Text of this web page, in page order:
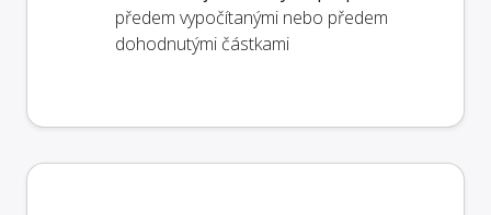
předem vypočítanými nebo předem
dohodnutými částkami